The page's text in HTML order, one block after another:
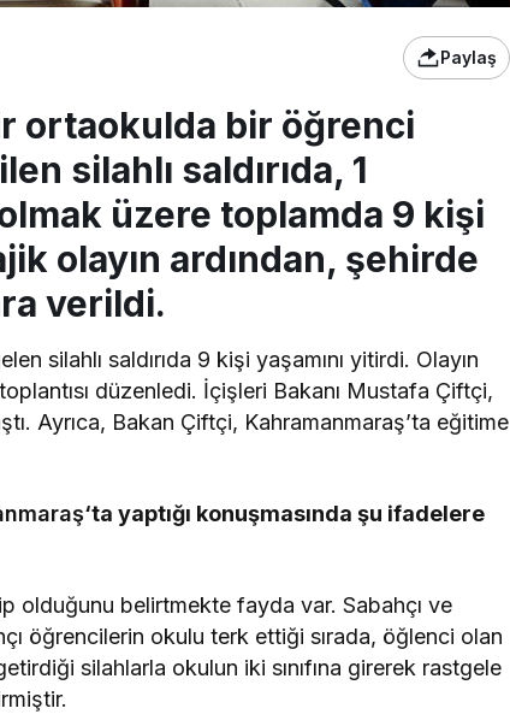
Paylaş
ortaokulda bir öğrenci
silahlı saldırıda, 1
üzere toplamda 9 kişi
olayın ardından, şehirde
verildi.
silahlı saldırıda 9 kişi yaşamını yitirdi. Olayın
düzenledi. İçişleri Bakanı Mustafa Çiftçi,
Ayrıca, Bakan Çiftçi, Kahramanmaraş’ta eğitime
‘ta yaptığı konuşmasında şu ifadelere
olduğunu belirtmekte fayda var. Sabahçı ve
öğrencilerin okulu terk ettiği sırada, öğlenci olan
silahlarla okulun iki sınıfına girerek rastgele